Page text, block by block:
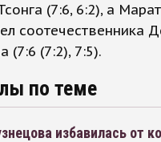
(7:6, 6:2), а
соотечественника
(7:6 (7:2), 7:5).
по теме
избавилась от